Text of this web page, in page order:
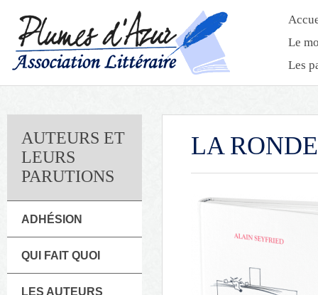
Le
Les
AUTEURS ET
LEURS
PARUTIONS
ADHÉSION
QUI FAIT QUOI
LES AUTEURS
LA